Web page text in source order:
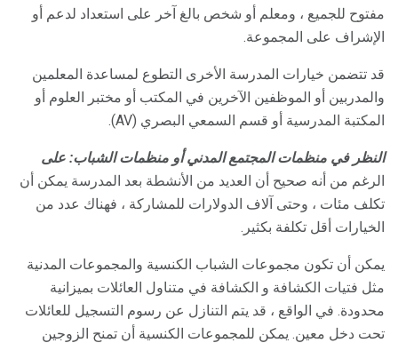
مفتوح للجميع ، ومعلم أو شخص بالغ آخر على استعداد لدعم أو
الإشراف على المجموعة.
قد تتضمن خيارات المدرسة الأخرى التطوع لمساعدة المعلمين
والمدربين أو الموظفين الآخرين في المكتب أو مختبر العلوم أو
المكتبة المدرسية أو قسم السمعي البصري (AV).
النظر في منظمات المجتمع المدني أو منظمات الشباب: على
الرغم من أنه صحيح أن العديد من الأنشطة بعد المدرسة يمكن أن
تكلف مئات ، وحتى آلاف الدولارات للمشاركة ، فهناك عدد من
الخيارات أقل تكلفة بكثير.
يمكن أن تكون مجموعات الشباب الكنسية والمجموعات المدنية
مثل فتيات الكشافة و الكشافة في متناول العائلات بميزانية
محدودة. في الواقع ، قد يتم التنازل عن رسوم التسجيل للعائلات
تحت دخل معين. يمكن للمجموعات الكنسية أن تمنح الزوجين